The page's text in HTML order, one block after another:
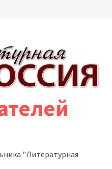
"Литературная